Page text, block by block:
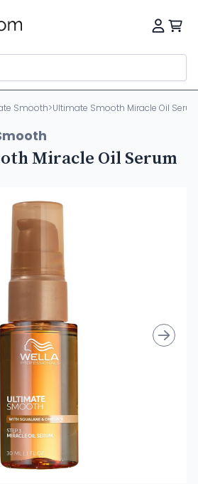
Smooth>Ultimate Smooth Miracle Oil
Miracle Oil Serum